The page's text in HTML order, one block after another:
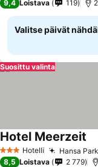
9,4 Loistava 119
Valitse päivät
Suosittu valinta
3 Tähtiluokitus
Hotelli Hansa
Hotel Meerzeit
8,5 Loistava 2 779